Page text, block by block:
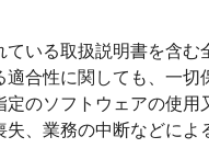
いる取扱説明書を含
合性に関しても、一
のソフトウェアの使
、業務の中断などに